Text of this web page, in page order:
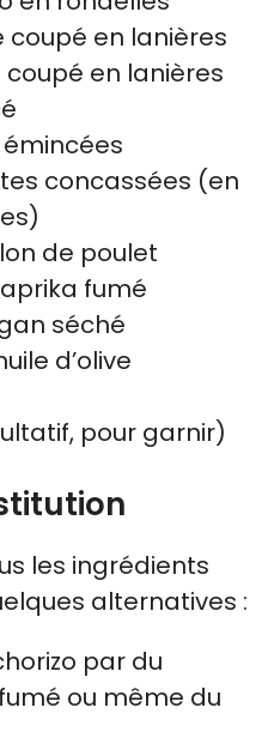
coupé en lanières
coupé en lanières
émincées
concassées (en
de poulet
fumé
séché
d’olive
pour garnir)
les ingrédients
alternatives :
par du
ou même du